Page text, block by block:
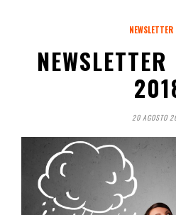
NEWSLETTER
20 AGOSTO